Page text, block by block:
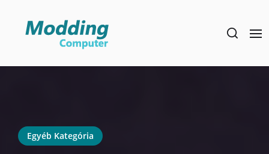
Egyéb Kategória